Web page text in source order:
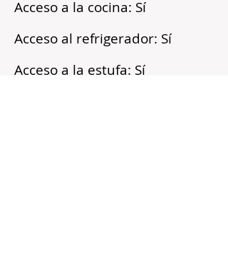
Acceso a la cocina: Sí
Acceso al refrigerador: Sí
Acceso a la estufa: Sí